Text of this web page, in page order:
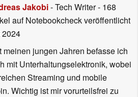
Jakobi- Tech Writer- 168
auf Notebookcheck veröffentlicht
2024
meinen jungen Jahren befasse ich
mit Unterhaltungselektronik, wobei
Streaming und mobile
Wichtig ist mir vorurteilsfrei zu